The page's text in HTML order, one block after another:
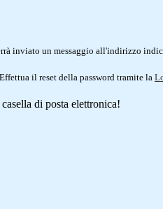
inviato un messaggio all'indirizzo
il reset della password tramite la
di posta elettronica!